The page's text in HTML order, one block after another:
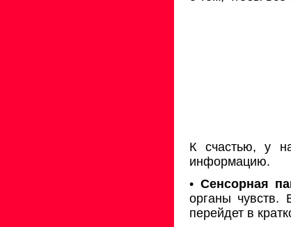
К счастью, у
информацию.
• Сенсорная
органы чувств.
перейдет в